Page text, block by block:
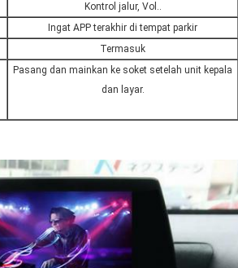
Kontrol jalur, Vol..
Ingat APP terakhir di tempat parkir
Termasuk
Pasang dan mainkan ke soket setelah unit kepala
dan layar.